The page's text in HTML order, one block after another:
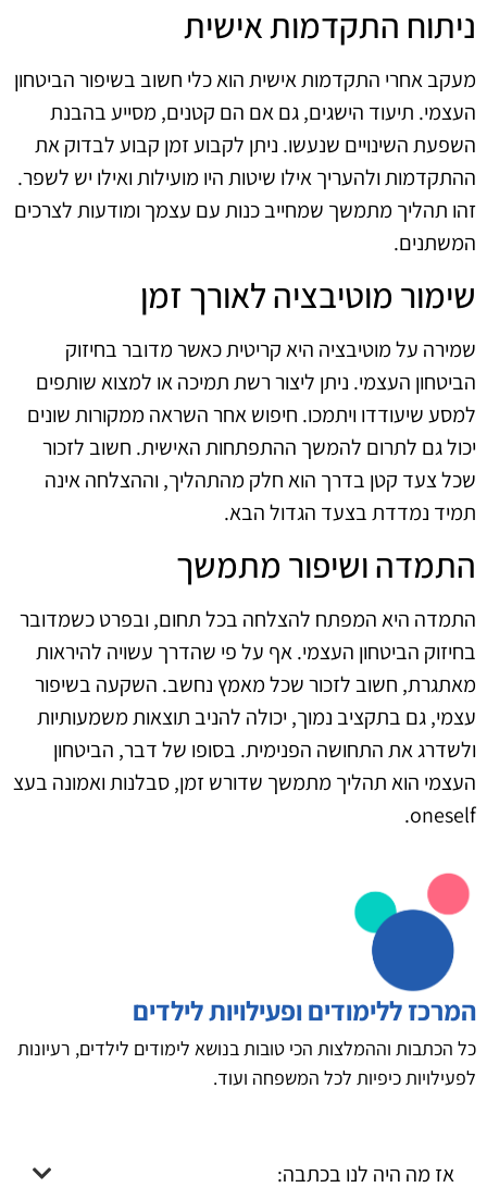
ניתוח התקדמות אישית
מעקב אחרי התקדמות אישית הוא כלי חשוב בשיפור הביטחון
העצמי. תיעוד הישגים, גם אם הם קטנים, מסייע בהבנת
השפעת השינויים שנעשו. ניתן לקבוע זמן קבוע לבדוק את
ההתקדמות ולהעריך אילו שיטות היו מועילות ואילו יש לשפר.
זהו תהליך מתמשך שמחייב כנות עם עצמך ומודעות לצרכים
המשתנים.
שימור מוטיבציה לאורך זמן
שמירה על מוטיבציה היא קריטית כאשר מדובר בחיזוק
הביטחון העצמי. ניתן ליצור רשת תמיכה או למצוא שותפים
למסע שיעודדו ויתמכו. חיפוש אחר השראה ממקורות שונים
יכול גם לתרום להמשך ההתפתחות האישית. חשוב לזכור
שכל צעד קטן בדרך הוא חלק מהתהליך, וההצלחה אינה
תמיד נמדדת בצעד הגדול הבא.
התמדה ושיפור מתמשך
התמדה היא המפתח להצלחה בכל תחום, ובפרט כשמדובר
בחיזוק הביטחון העצמי. אף על פי שהדרך עשויה להיראות
מאתגרת, חשוב לזכור שכל מאמץ נחשב. השקעה בשיפור
עצמי, גם בתקציב נמוך, יכולה להניב תוצאות משמעותיות
ולשדרג את התחושה הפנימית. בסופו של דבר, הביטחון
העצמי הוא תהליך מתמשך שדורש זמן, סבלנות ואמונה בעצ
oneself.
המרכז ללימודים ופעילויות לילדים
כל הכתבות וההמלצות הכי טובות בנושא לימודים לילדים, רעיונות
לפעילויות כיפיות לכל המשפחה ועוד.
אז מה היה לנו בכתבה: